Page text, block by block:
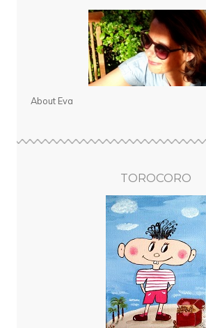
About Eva
TOROCORO